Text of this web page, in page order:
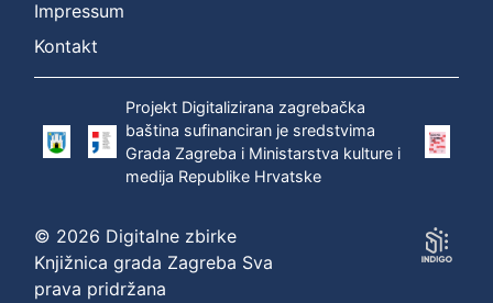
Impressum
Kontakt
Projekt Digitalizirana zagrebačka
baština sufinanciran je sredstvima
Grada Zagreba i Ministarstva kulture i
medija Republike Hrvatske
© 2026 Digitalne zbirke
Knjižnica grada Zagreba Sva
prava pridržana